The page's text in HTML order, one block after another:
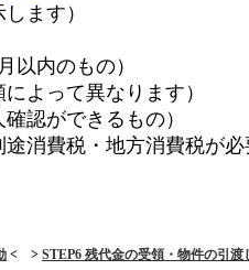
ます）
以内のもの）
よって異なります）
認ができるもの）
消費税・地方消費税が
< > STEP6 残代金の受領・物件の引渡